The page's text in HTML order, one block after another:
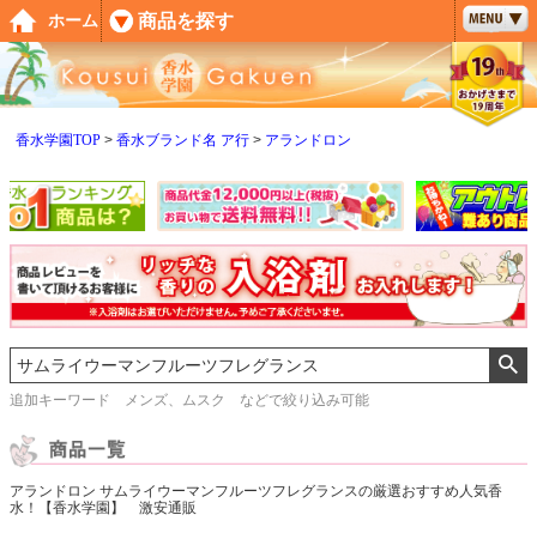
香水学園TOP 香水ブランド名 ア行 アランドロン
追加キーワード メンズ、ムスク などで絞り込み可能
アランドロン サムライウーマンフルーツフレグランスの厳選おすすめ人気香
水！【香水学園】 激安通販
ペー
ジト
ップ
へ
ホーム 商品を探す